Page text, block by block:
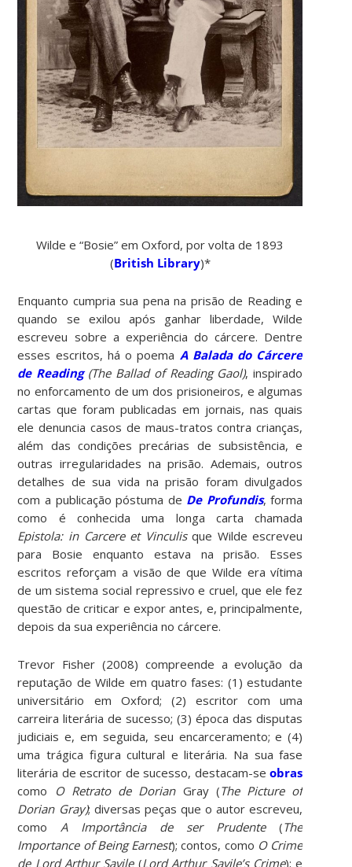
Wilde e “Bosie” em Oxford, por volta de 1893
(British Library)*
Enquanto cumpria sua pena na prisão de Reading e
quando se exilou após ganhar liberdade, Wilde
escreveu sobre a experiência do cárcere. Dentre
esses escritos, há o poema A Balada do Cárcere
de Reading(The Ballad of Reading Gaol), inspirado
no enforcamento de um dos prisioneiros, e algumas
cartas que foram publicadas em jornais, nas quais
ele denuncia casos de maus-tratos contra crianças,
além das condições precárias de subsistência, e
outras irregularidades na prisão. Ademais, outros
detalhes de sua vida na prisão foram divulgados
com a publicação póstuma de De Profundis, forma
como é conhecida uma longa carta chamada
Epistola: in Carcere et Vinculisque Wilde escreveu
para Bosie enquanto estava na prisão. Esses
escritos reforçam a visão de que Wilde era vítima
de um sistema social repressivo e cruel, que ele fez
questão de criticar e expor antes, e, principalmente,
depois da sua experiência no cárcere.
Trevor Fisher (2008) compreende a evolução da
reputação de Wilde em quatro fases: (1) estudante
universitário em Oxford; (2) escritor com uma
carreira literária de sucesso; (3) época das disputas
judiciais e, em seguida, seu encarceramento; e (4)
uma trágica figura cultural e literária. Na sua fase
literária de escritor de sucesso, destacam-seobras
como
O Retrato de DorianGray (The Picture of
Dorian Gray); diversas peças que o autor escreveu,
como A Importância de ser Prudente(The
Importance of Being Earnest); contos, como O Crime
de Lord Arthur Savile(Lord Arthur Savile’s Crime); e